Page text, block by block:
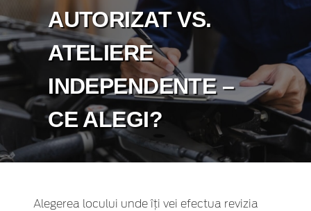
AUTORIZAT VS.
ATELIERE
INDEPENDENTE –
CE ALEGI?
Alegerea locului unde îți vei efectua revizia